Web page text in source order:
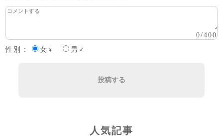
0/400
性別：
女♀ 男♂
投稿する
人気記事